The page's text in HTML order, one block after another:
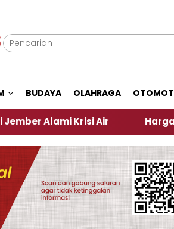
BUDAYA OLAHRAGA
Krisi Air Harga Pertamax